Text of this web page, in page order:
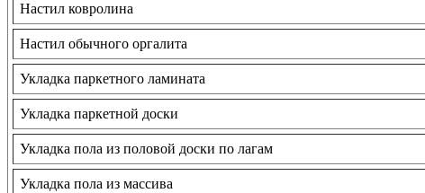
Настил ковролина
Настил обычного оргалита
Укладка паркетного ламината
Укладка паркетной доски
Укладка пола из половой доски по лагам
Укладка пола из массива